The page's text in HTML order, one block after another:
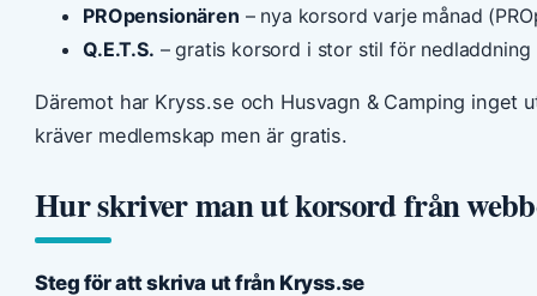
PROpensionären – nya korsord varje månad
Q.E.T.S. – gratis korsord i stor stil för nedladdning
Däremot har Kryss.se och Husvagn & Camping inget
kräver medlemskap men är gratis.
Hur skriver man ut korsord från
Steg för att skriva ut från Kryss.se